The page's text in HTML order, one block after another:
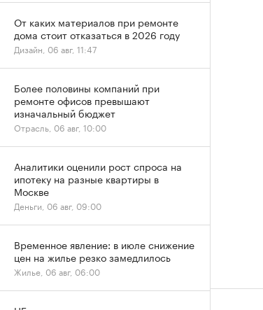
От каких материалов при ремонте
дома стоит отказаться в 2026 году
Дизайн, 06 авг, 11:47
Более половины компаний при
ремонте офисов превышают
изначальный бюджет
Отрасль, 06 авг, 10:00
Аналитики оценили рост спроса на
ипотеку на разные квартиры в
Москве
Деньги, 06 авг, 09:00
Временное явление: в июле снижение
цен на жилье резко замедлилось
Жилье, 06 авг, 06:00